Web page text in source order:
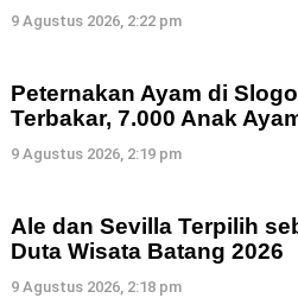
9 Agustus 2026, 2:22 pm
Peternakan Ayam di
Terbakar, 7.000 Anak
9 Agustus 2026, 2:19 pm
Ale dan Sevilla Terpilih
Duta Wisata Batang 2026
9 Agustus 2026, 2:18 pm